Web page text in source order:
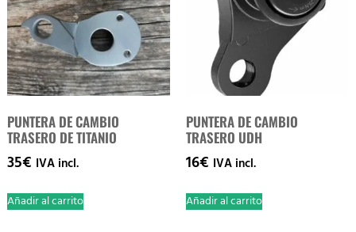
PUNTERA DE CAMBIO
TRASERO DE TITANIO
35€ IVA incl.
Añadir al carrito
PUNTERA DE CAMBIO
TRASERO UDH
16€ IVA incl.
Añadir al carrito